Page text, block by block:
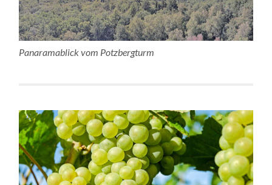
Panaramablick vom Potzbergturm